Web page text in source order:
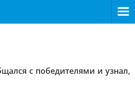
с победителями и узнал,